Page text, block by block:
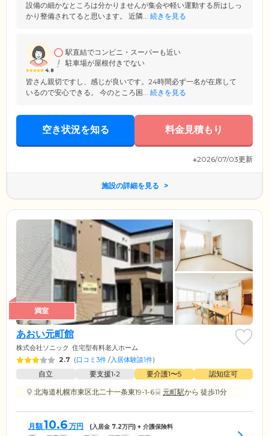
設備の細かなところは分かりませんが集会や軽い運動する所はしっ
かり整備されてると思います。 近隣... 続きを見る
4.8
駅直結でコンビニ・スーパーも近い
駐車場が屋根付きでない
皆さん親切ですし、感じが良いです。24時間必ず一名が在席して
いるので安心できる。 今のところ困... 続きを見る
空き状況を知る 料金見積もり
※2026/07/03更新
施設の詳細を見る
満室
あおい元町館
株式会社ソニック 住宅型有料老人ホーム
2.7 (口コミ3件 /入居体験談1件)
自立 要支援1•2 要介護1〜5
認知症可
北海道札幌市東区北二十一条東19-1-6
元町駅から 徒歩11分
月額10.6 万円 (入居金 7.2万円) + 介護保険料